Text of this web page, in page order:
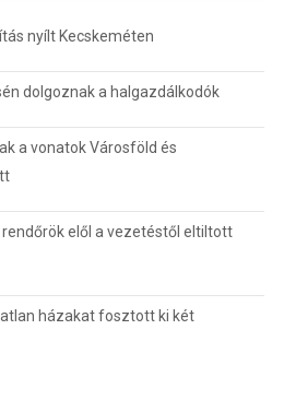
nyílt Kecskeméten
dolgoznak a halgazdálkodók
a vonatok Városföld és
elől a vezetéstől eltiltott
házakat fosztott ki két